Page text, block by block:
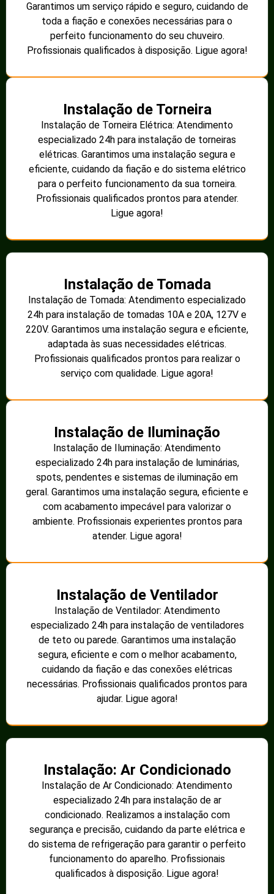
Garantimos um serviço rápido e seguro, cuidando de
toda a fiação e conexões necessárias para o
perfeito funcionamento do seu chuveiro.
Profissionais qualificados à disposição. Ligue agora!
Instalação de Torneira
Instalação de Torneira Elétrica: Atendimento
especializado 24h para instalação de torneiras
elétricas. Garantimos uma instalação segura e
eficiente, cuidando da fiação e do sistema elétrico
para o perfeito funcionamento da sua torneira.
Profissionais qualificados prontos para atender.
Ligue agora!
Instalação de Tomada
Instalação de Tomada: Atendimento especializado
24h para instalação de tomadas 10A e 20A, 127V e
220V. Garantimos uma instalação segura e eficiente,
adaptada às suas necessidades elétricas.
Profissionais qualificados prontos para realizar o
serviço com qualidade. Ligue agora!
Instalação de Iluminação
Instalação de Iluminação: Atendimento
especializado 24h para instalação de luminárias,
spots, pendentes e sistemas de iluminação em
geral. Garantimos uma instalação segura, eficiente e
com acabamento impecável para valorizar o
ambiente. Profissionais experientes prontos para
atender. Ligue agora!
Instalação de Ventilador
Instalação de Ventilador: Atendimento
especializado 24h para instalação de ventiladores
de teto ou parede. Garantimos uma instalação
segura, eficiente e com o melhor acabamento,
cuidando da fiação e das conexões elétricas
necessárias. Profissionais qualificados prontos para
ajudar. Ligue agora!
Instalação: Ar Condicionado
Instalação de Ar Condicionado: Atendimento
especializado 24h para instalação de ar
condicionado. Realizamos a instalação com
segurança e precisão, cuidando da parte elétrica e
do sistema de refrigeração para garantir o perfeito
funcionamento do aparelho. Profissionais
qualificados à disposição. Ligue agora!